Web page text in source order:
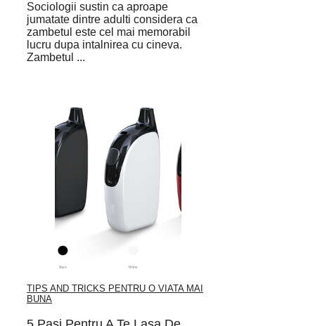
Sociologii sustin ca aproape
jumatate dintre adulti considera ca
zambetul este cel mai memorabil
lucru dupa intalnirea cu cineva.
Zambetul ...
TIPS AND TRICKS PENTRU O VIATA MAI
BUNA